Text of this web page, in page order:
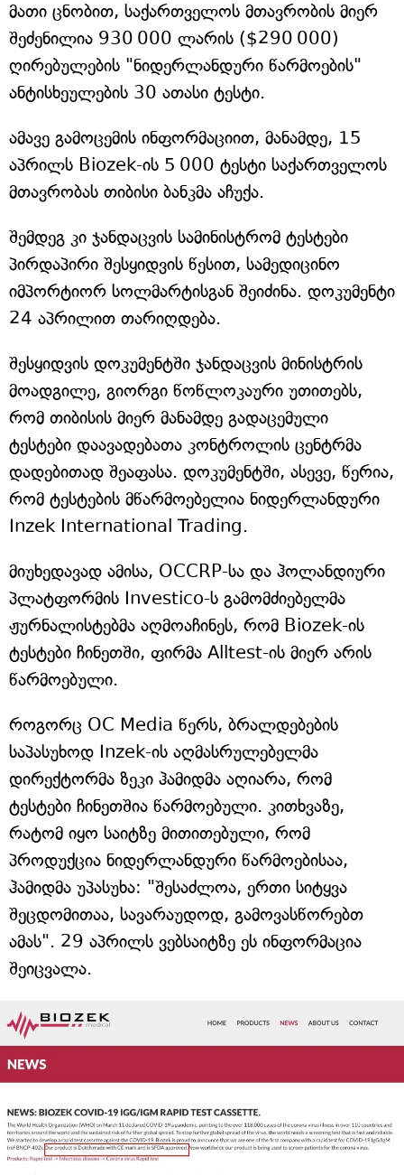
მათი ცნობით, საქართველოს მთავრობის მიერ
შეძენილია 930 000 ლარის ($290 000)
ღირებულების "ნიდერლანდური წარმოების"
ანტისხეულების 30 ათასი ტესტი.
ამავე გამოცემის ინფორმაციით, მანამდე, 15
აპრილს Biozek-ის 5 000 ტესტი საქართველოს
მთავრობას თიბისი ბანკმა აჩუქა.
შემდეგ კი ჯანდაცვის სამინისტრომ ტესტები
პირდაპირი შესყიდვის წესით, სამედიცინო
იმპორტიორ სოლმარტისგან შეიძინა. დოკუმენტი
24 აპრილით თარიღდება.
შესყიდვის დოკუმენტში ჯანდაცვის მინისტრის
მოადგილე, გიორგი წოწლოკაური უთითებს,
რომ თიბისის მიერ მანამდე გადაცემული
ტესტები დაავადებათა კონტროლის ცენტრმა
დადებითად შეაფასა. დოკუმენტში, ასევე, წერია,
რომ ტესტების მწარმოებელია ნიდერლანდური
Inzek International Trading.
მიუხედავად ამისა, OCCRP-სა და ჰოლანდიური
პლატფორმის Investico-ს გამომძიებელმა
ჟურნალისტებმა აღმოაჩინეს, რომ Biozek-ის
ტესტები ჩინეთში, ფირმა Alltest-ის მიერ არის
წარმოებული.
როგორც OC Media წერს, ბრალდებების
საპასუხოდ Inzek-ის აღმასრულებელმა
დირექტორმა ზეკი ჰამიდმა აღიარა, რომ
ტესტები ჩინეთშია წარმოებული. კითხვაზე,
რატომ იყო საიტზე მითითებული, რომ
პროდუქცია ნიდერლანდური წარმოებისაა,
ჰამიდმა უპასუხა: "შესაძლოა, ერთი სიტყვა
შეცდომითაა, სავარაუდოდ, გამოვასწორებთ
ამას". 29 აპრილს ვებსაიტზე ეს ინფორმაცია
შეიცვალა.